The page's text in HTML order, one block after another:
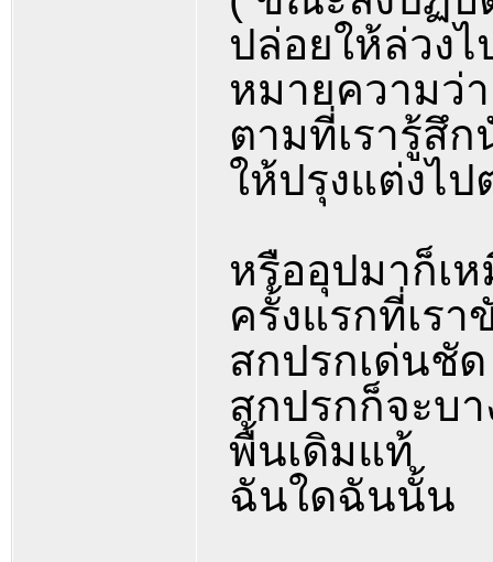
ปล่อยให้ล่วง
หมายความว่
ตามที่เรารู้สึ
ให้ปรุงแต่งไ
หรืออุปมาก็เ
ครั้งแรกที่เร
สกปรกเด่นชั
สกปรกก็จะบา
พื้นเดิมแท้
ฉันใดฉันนั้น